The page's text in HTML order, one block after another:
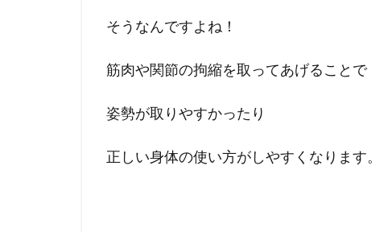
そうなんですよね！
筋肉や関節の拘縮を取ってあげることで
姿勢が取りやすかったり
正しい身体の使い方がしやすくなります。